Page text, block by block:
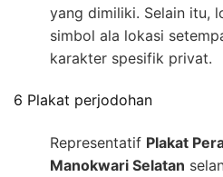
yang dimiliki. Selain itu,
simbol ala lokasi
karakter spesifik privat.
6 Plakat perjodohan
Representatif Plakat
Manokwari Selatan